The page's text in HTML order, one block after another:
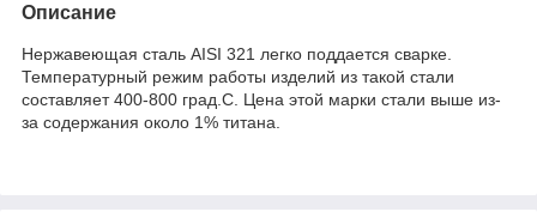
Описание
Нержавеющая сталь AISI 321 легко поддается сварке.
Температурный режим работы изделий из такой стали
составляет 400-800 град.С. Цена этой марки стали выше из-
за содержания около 1% титана.